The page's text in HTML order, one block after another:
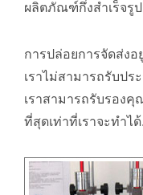
ผลิตภัณฑ์กึ่งสำเร็จรู
การปล่อยการจัดส่ง
เราไม่สามารถรับป
เราสามารถรับรอง
ที่สุดเท่าที่เราจะทำได้.